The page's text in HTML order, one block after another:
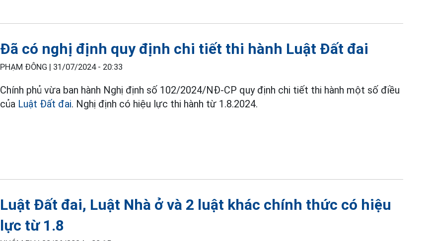
Đã có nghị định quy định chi tiết thi hành Luật Đất đai
PHẠM ĐÔNG | 31/07/2024 - 20:33
Chính phủ vừa ban hành Nghị định số 102/2024/NĐ-CP quy định chi tiết thi hành một số điều
của Luật Đất đai. Nghị định có hiệu lực thi hành từ 1.8.2024.
Luật Đất đai, Luật Nhà ở và 2 luật khác chính thức có hiệu
lực từ 1.8